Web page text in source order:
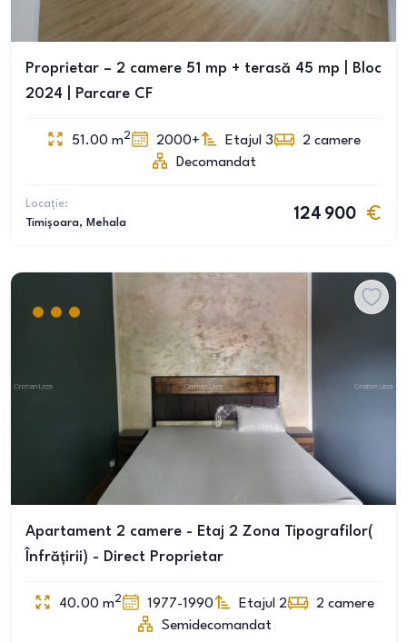
Proprietar – 2 camere 51 mp + terasă 45 mp | Bloc
2024 | Parcare CF
51.00 m2 2000+ Etajul 3 2 camere
Decomandat
Locație:
Timișoara, Mehala
124 900
Apartament 2 camere - Etaj 2 Zona Tipografilor(
Înfrățirii) - Direct Proprietar
40.00 m2 1977-1990 Etajul 2 2 camere
Semidecomandat